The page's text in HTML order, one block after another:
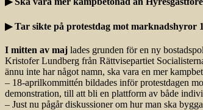
▶ Tar sikte på protestdag mot marknadshyror
I mitten av maj lades grunden för en ny
Kristofer Lundberg från Rättvisepartiet
ännu inte har något namn, ska vara en mer
– 18-aprilkommittén bildades inför protestdagen
demonstration, till att bli en plattform av både
– Just nu pågår diskussioner om hur man ska